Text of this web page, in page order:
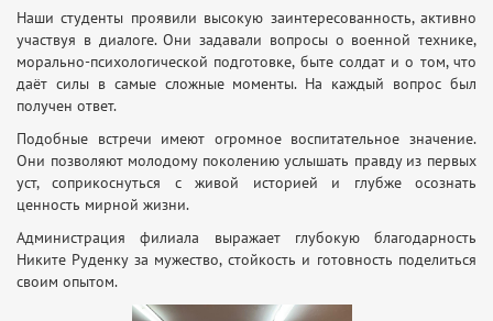
Наши студенты проявили высокую заинтересованность, активно
участвуя в диалоге. Они задавали вопросы о военной технике,
морально-психологической подготовке, быте солдат и о том, что
даёт силы в самые сложные моменты. На каждый вопрос был
получен ответ.
Подобные встречи имеют огромное воспитательное значение.
Они позволяют молодому поколению услышать правду из первых
уст, соприкоснуться с живой историей и глубже осознать
ценность мирной жизни.
Администрация филиала выражает глубокую благодарность
Никите Руденку за мужество, стойкость и готовность поделиться
своим опытом.